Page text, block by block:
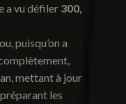
a vu défiler300,
puisqu’on a
mettant à jour
les